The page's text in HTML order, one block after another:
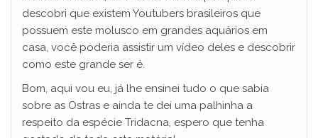
descobri que existem Youtubers brasileiros que
possuem este molusco em grandes aquários em
casa, você poderia assistir um vídeo deles e descobrir
como este grande ser é.
Bom, aqui vou eu, já lhe ensinei tudo o que sabia
sobre as Ostras e ainda te dei uma palhinha a
respeito da espécie Tridacna, espero que tenha